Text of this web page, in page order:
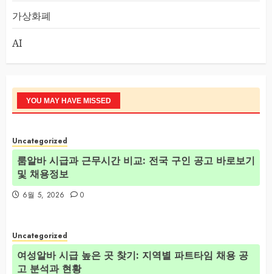
가상화폐
AI
YOU MAY HAVE MISSED
Uncategorized
룸알바 시급과 근무시간 비교: 전국 구인 공고 바로보기
및 채용정보
6월 5, 2026 0
Uncategorized
여성알바 시급 높은 곳 찾기: 지역별 파트타임 채용 공
고 분석과 현황